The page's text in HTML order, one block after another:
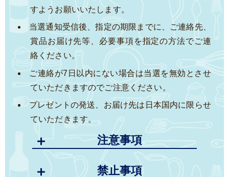
すようお願いいたします。
当選通知受信後、指定の期限までに、ご連絡先、
賞品お届け先等、必要事項を指定の方法でご連
絡ください。
ご連絡が7日以内にない場合は当選を無効とさせ
ていただきますのでご注意ください。
プレゼントの発送、お届け先は日本国内に限らせ
ていただきます。
注意事項
禁止事項